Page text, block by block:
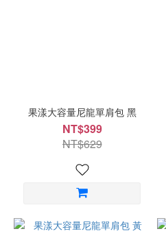
果漾大容量尼龍單肩包 黑
NT$399
NT$629